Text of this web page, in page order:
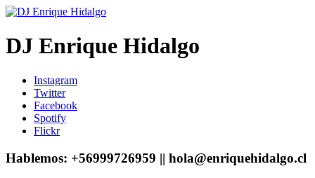
DJ Enrique Hidalgo
Instagram
Twitter
Facebook
Spotify
Flickr
Hablemos: +56999726959 || hola@enriquehidalgo.cl